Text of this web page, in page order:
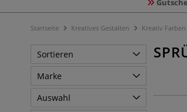
Startseite Kreatives Gestalten Kreativ Farben
Sortieren
Marke
Auswahl